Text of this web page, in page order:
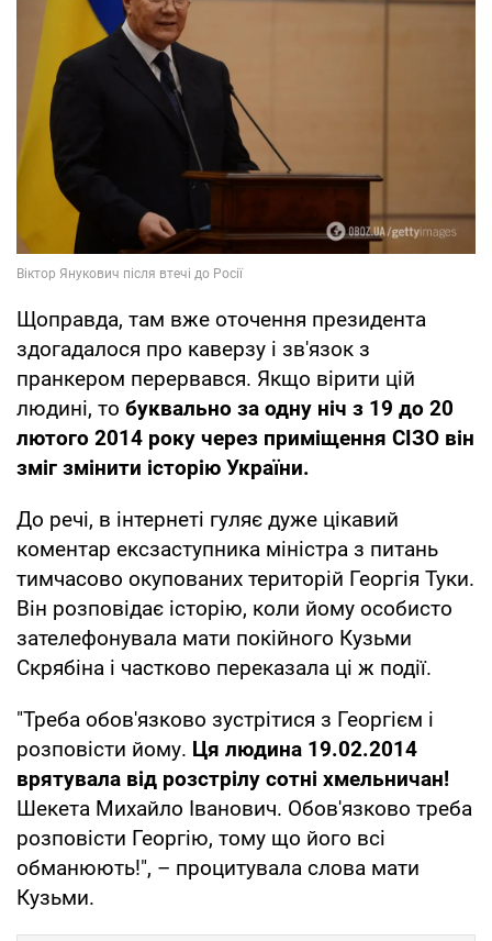
Щоправда, там вже оточення президента
здогадалося про каверзу і зв'язок з
пранкером перервався. Якщо вірити цій
людині, то буквально за одну ніч з 19 до 20
лютого 2014 року через приміщення СІЗО він
зміг змінити історію України.
До речі, в інтернеті гуляє дуже цікавий
коментар ексзаступника міністра з питань
тимчасово окупованих територій Георгія Туки.
Він розповідає історію, коли йому особисто
зателефонувала мати покійного Кузьми
Скрябіна і частково переказала ці ж події.
"Треба обов'язково зустрітися з Георгієм і
розповісти йому. Ця людина 19.02.2014
врятувала від розстрілу сотні хмельничан!
Шекета Михайло Іванович. Обов'язково треба
розповісти Георгію, тому що його всі
обманюють!", – процитувала слова мати
Кузьми.